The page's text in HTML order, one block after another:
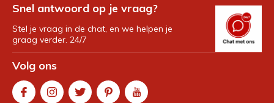
Snel antwoord op je vraag?
Stel je vraag in de chat, en we helpen je
graag verder. 24/7
Volg ons